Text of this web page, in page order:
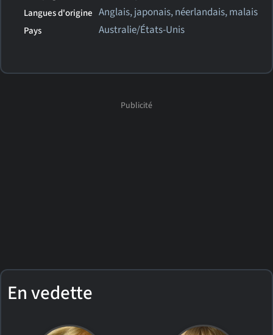
Langues d'origine Anglais, japonais, néerlandais, malais
Pays Australie/États-Unis
En vedette